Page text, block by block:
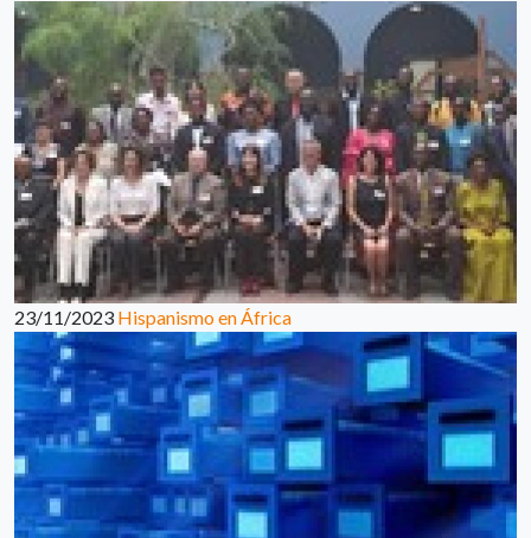
23/11/2023 Hispanismo en África